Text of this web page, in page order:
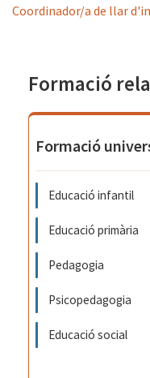
Coordinador/a de llar
Formació
Formació
Educació infantil
Educació primària
Pedagogia
Psicopedagogia
Educació social